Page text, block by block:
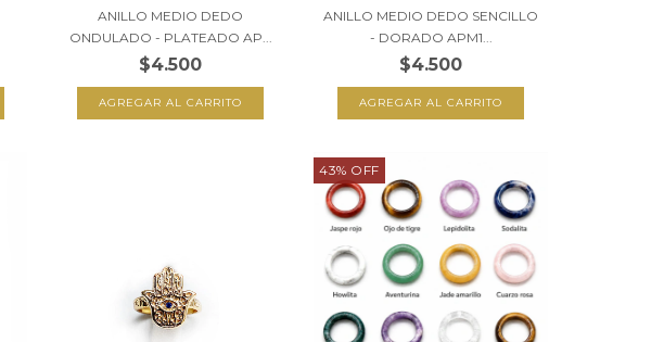
ANILLO MEDIO DEDO
ONDULADO - PLATEADO AP...
$4.500
ANILLO MEDIO DEDO SENCILLO
- DORADO APM1...
$4.500
43% OFF